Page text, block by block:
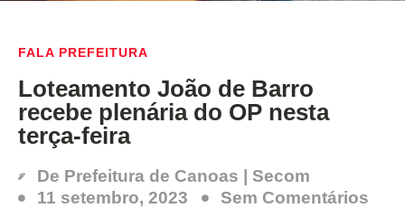
FALA PREFEITURA
Loteamento João de Barro
recebe plenária do OP nesta
terça-feira
De Prefeitura de Canoas | Secom
11 setembro, 2023
Sem Comentários